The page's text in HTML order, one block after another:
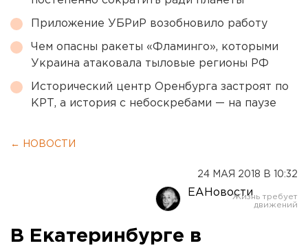
Приложение УБРиР возобновило работу
Чем опасны ракеты «Фламинго», которыми
Украина атаковала тыловые регионы РФ
Исторический центр Оренбурга застроят по
КРТ, а история с небоскребами — на паузе
← НОВОСТИ
24 МАЯ 2018 В 10:32
ЕАНовости
В Екатеринбурге в